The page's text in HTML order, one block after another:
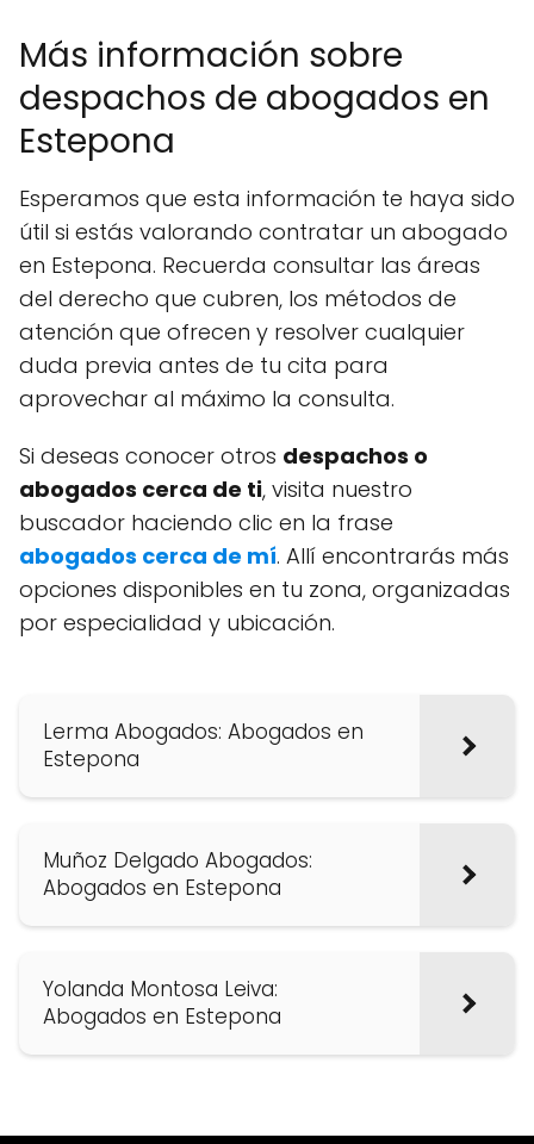
Más información sobre
despachos de abogados en
Estepona
Esperamos que esta información te haya sido
útil si estás valorando contratar un abogado
en Estepona. Recuerda consultar las áreas
del derecho que cubren, los métodos de
atención que ofrecen y resolver cualquier
duda previa antes de tu cita para
aprovechar al máximo la consulta.
Si deseas conocer otros despachos o
abogados cerca de ti, visita nuestro
buscador haciendo clic en la frase
abogados cerca de mí. Allí encontrarás más
opciones disponibles en tu zona, organizadas
por especialidad y ubicación.
Lerma Abogados: Abogados en
Estepona
Muñoz Delgado Abogados:
Abogados en Estepona
Yolanda Montosa Leiva:
Abogados en Estepona